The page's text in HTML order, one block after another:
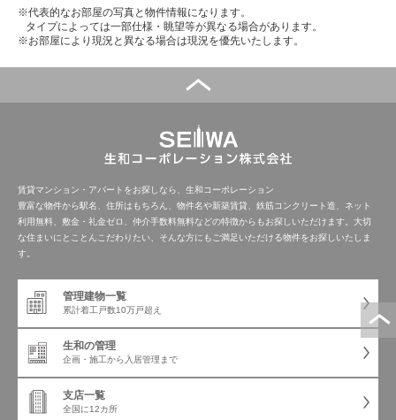
※代表的なお部屋の写真と物件情報になります。
タイプによっては一部仕様・眺望等が異なる場合があります。
※お部屋により現況と異なる場合は現況を優先いたします。
賃貸マンション・アパートをお探しなら、生和コーポレーション
豊富な物件から駅名、住所はもちろん、物件名や新築賃貸、鉄筋コンクリート造、ネット
利用無料、敷金・礼金ゼロ、仲介手数料無料などの特徴からもお探しいただけます。大切
な住まいにとことんこだわりたい、そんな方にもご満足いただける物件をお探しいたしま
す。
管理建物一覧
累計着工戸数10万戸超え
生和の管理
企画・施工から 入居管理まで
支店一覧
全国に12カ所